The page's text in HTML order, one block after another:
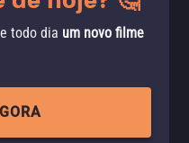
todo dia um novo filme